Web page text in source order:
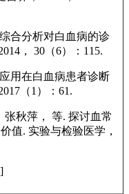
合分析对白血病的诊
， 30（6）：115.
用在白血病患者诊断
（1）：61.
秋萍， 等. 探讨血常
值. 实验与检验医学，